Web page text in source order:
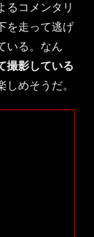
るコメンタリ
を走って逃げ
いる。なん
撮影している
めそうだ。